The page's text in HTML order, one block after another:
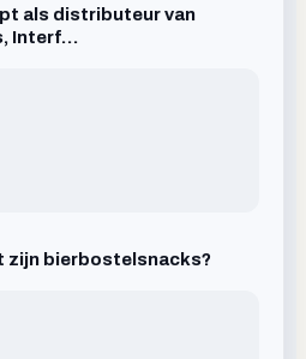
als distributeur van
Interf…
zijn bierbostelsnacks?